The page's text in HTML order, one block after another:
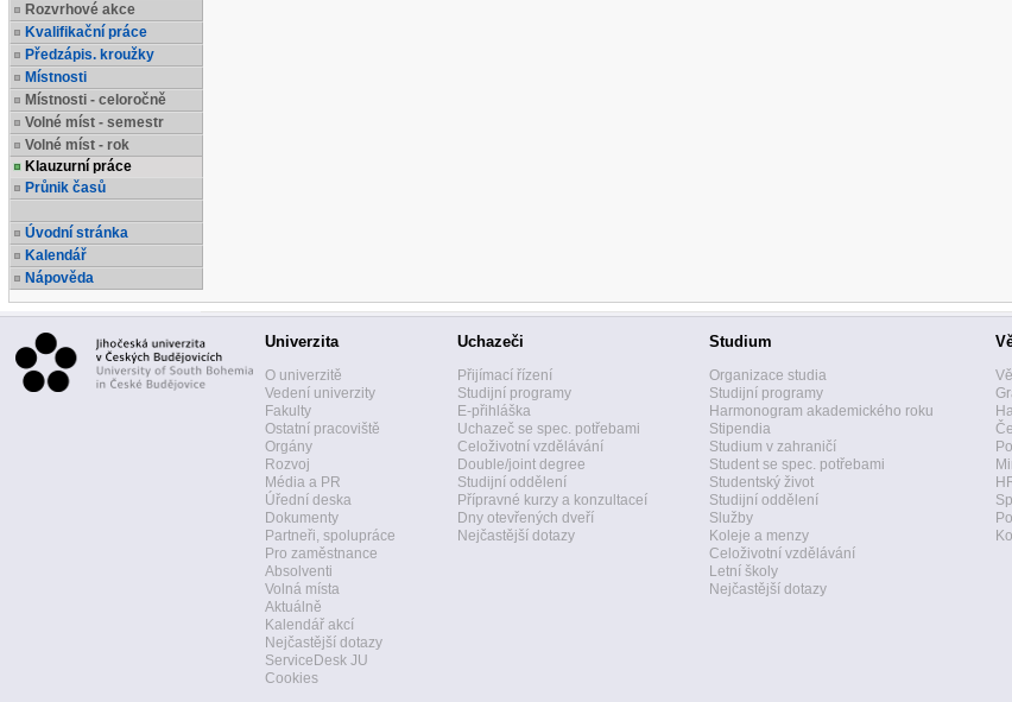
Rozvrhové akce
Kvalifikační práce
Předzápis. kroužky
Místnosti
Místnosti - celoročně
Volné míst - semestr
Volné míst - rok
Klauzurní práce
Průnik časů
Úvodní stránka
Kalendář
Nápověda
Univerzita
O univerzitě
Vedení univerzity
Fakulty
Ostatní pracoviště
Orgány
Rozvoj
Média a PR
Úřední deska
Dokumenty
Partneři, spolupráce
Pro zaměstnance
Absolventi
Volná místa
Aktuálně
Kalendář akcí
Nejčastější dotazy
ServiceDesk JU
Cookies
Uchazeči
Přijímací řízení
Studijní programy
E-přihláška
Uchazeč se spec. potřebami
Celoživotní vzdělávání
Double/joint degree
Studijní oddělení
Přípravné kurzy a konzultaceí
Dny otevřených dveří
Nejčastější dotazy
Studium
Organizace studia
Studijní programy
Harmonogram akademického roku
Stipendia
Studium v zahraničí
Student se spec. potřebami
Studentský život
Studijní oddělení
Služby
Koleje a menzy
Celoživotní vzdělávání
Letní školy
Nejčastější dotazy